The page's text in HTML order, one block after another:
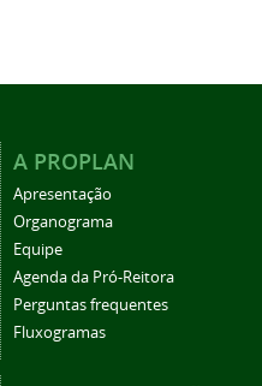
A PROPLAN
Apresentação
Organograma
Equipe
Agenda da Pró-Reitora
Perguntas frequentes
Fluxogramas